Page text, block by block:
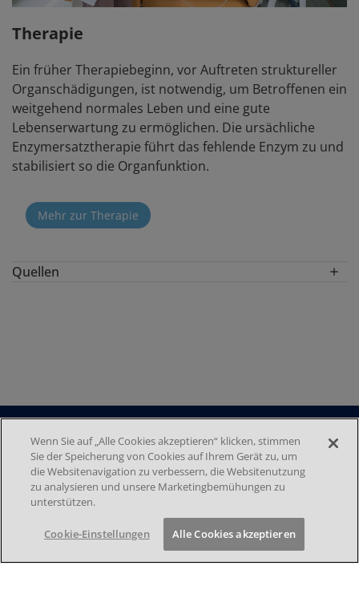
Therapie
Ein früher Therapiebeginn, vor Auftreten struktureller
Organschädigungen, ist notwendig, um Betroffenen ein
weitgehend normales Leben und eine gute
Lebenserwartung zu ermöglichen. Die ursächliche
Enzymersatztherapie führt das fehlende Enzym zu und
stabilisiert so die Organfunktion.
Mehr zur Therapie
Quellen
DATENSCHUTZ
IMPRESSUM
COOKIE-EINSTELLUNGEN
Wenn Sie auf „Alle Cookies akzeptieren“ klicken, stimmen
Sie der Speicherung von Cookies auf Ihrem Gerät zu, um
die Websitenavigation zu verbessern, die Websitenutzung
zu analysieren und unsere Marketingbemühungen zu
unterstützen.
Cookie-Einstellungen Alle Cookies akzeptieren